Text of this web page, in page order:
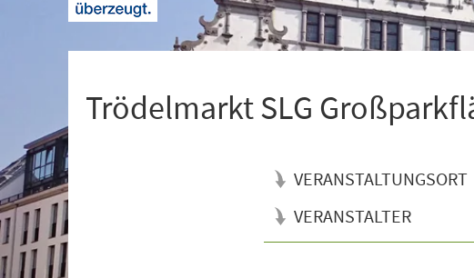
Trödelmarkt SLG
VERANSTALTUNGSORT
VERANSTALTER